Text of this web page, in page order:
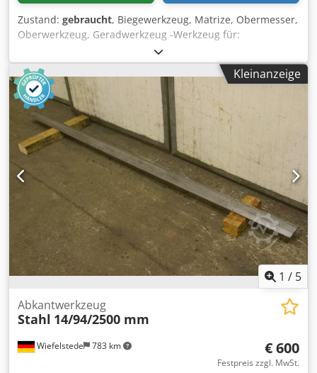
Zustand: gebraucht, Biegewerkzeug, Matrize, Obermesser,
Oberwerkzeug, Geradwerkzeug -Werkzeug für:
Abkantpresse -Werkzeug für: das schließen von Falzen -
Aufnahme: 25 mm Dsdpfx Alsfckfhs Deck -Zeichnung: bei
den Fotos -Abmessung: 40 x 130 mm -Länge: 495 mm -
Gewicht: 12,5 kg
Kleinanzeige
1 / 5
Wiefelstede 783 km
Abkantwerkzeug
Stahl 14/94/2500 mm
€ 600
Festpreis zzgl. MwSt.